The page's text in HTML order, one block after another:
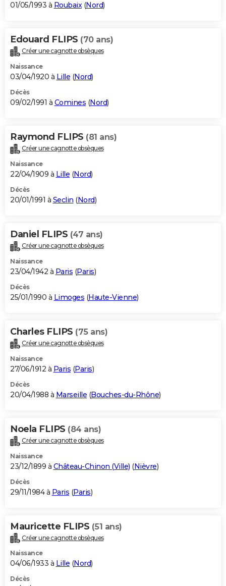
01/05/1993 à Roubaix(Nord)
Edouard FLIPS (70 ans)
Créer une cagnotte obsèques
Naissance
03/04/1920 à Lille (Nord)
Décès
09/02/1991 à Comines (Nord)
Raymond FLIPS (81 ans)
Créer une cagnotte obsèques
Naissance
22/04/1909 à Lille (Nord)
Décès
20/01/1991 à Seclin (Nord)
Daniel FLIPS (47 ans)
Créer une cagnotte obsèques
Naissance
23/04/1942 à Paris (Paris)
Décès
25/01/1990 à Limoges (Haute-Vienne)
Charles FLIPS (75 ans)
Créer une cagnotte obsèques
Naissance
27/06/1912 à Paris (Paris)
Décès
20/04/1988 à Marseille (Bouches-du-Rhône)
Noela FLIPS (84 ans)
Créer une cagnotte obsèques
Naissance
23/12/1899 à Château-Chinon (Ville) (Nièvre)
Décès
29/11/1984 à Paris (Paris)
Mauricette FLIPS (51 ans)
Créer une cagnotte obsèques
Naissance
04/06/1933 à Lille (Nord)
Décès